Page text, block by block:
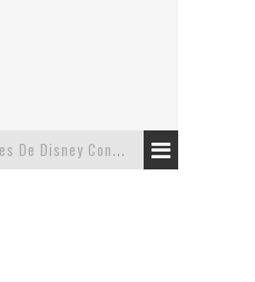
Personajes De Disney Con Vestuarios Contemporáneos